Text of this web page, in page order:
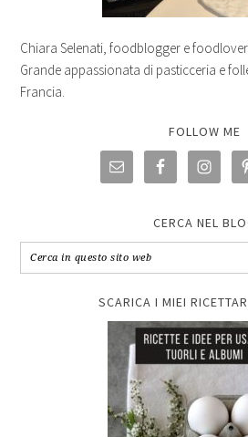
Chiara Selenati, foodblogger e foodlover.
Grande appassionata di pasticceria e
Francia.
FOLLOW ME
CERCA NEL
SCARICA I MIEI